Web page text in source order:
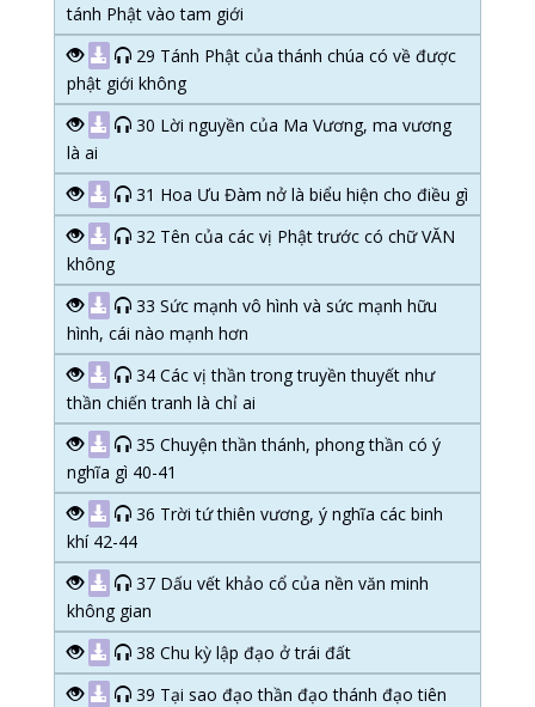
tánh Phật vào tam giới
29 Tánh Phật của thánh chúa có về được
phật giới không
30 Lời nguyền của Ma Vương, ma vương
là ai
31 Hoa Ưu Đàm nở là biểu hiện cho điều gì
32 Tên của các vị Phật trước có chữ VĂN
không
33 Sức mạnh vô hình và sức mạnh hữu
hình, cái nào mạnh hơn
34 Các vị thần trong truyền thuyết như
thần chiến tranh là chỉ ai
35 Chuyện thần thánh, phong thần có ý
nghĩa gì 40-41
36 Trời tứ thiên vương, ý nghĩa các binh
khí 42-44
37 Dấu vết khảo cổ của nền văn minh
không gian
38 Chu kỳ lập đạo ở trái đất
39 Tại sao đạo thần đạo thánh đạo tiên